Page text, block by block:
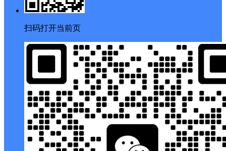
扫码打开当前页